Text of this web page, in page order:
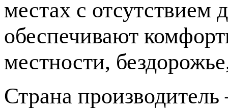
местах с отсутствием
обеспечивают
местности,
Страна